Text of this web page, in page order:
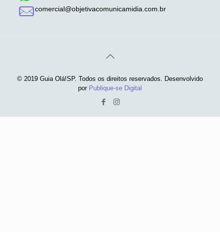
comercial@objetivacomunicamidia.com.br
© 2019 Guia Olá!SP. Todos os direitos reservados. Desenvolvido
por Publique-se Digital